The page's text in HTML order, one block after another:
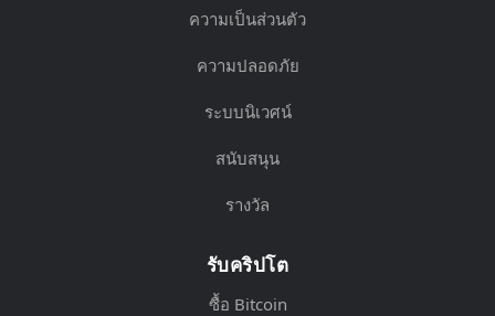
ความเป็นส่วนตัว
ความปลอดภัย
ระบบนิเวศน์
สนับสนุน
รางวัล
รับคริปโต
ซื้อ Bitcoin